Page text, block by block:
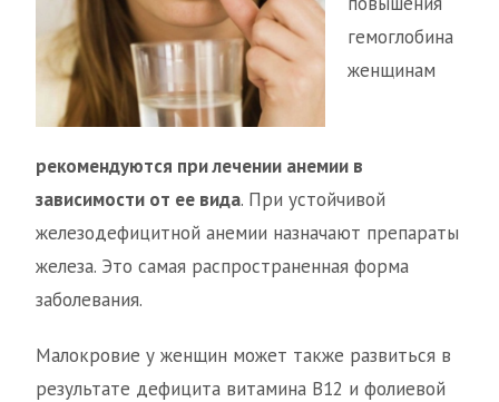
гемоглобина
женщинам
рекомендуются при лечении анемии в
зависимости от ее вида. При устойчивой
железодефицитной анемии назначают препараты
железа. Это самая распространенная форма
заболевания.
Малокровие у женщин может также развиться в
результате дефицита витамина B12 и фолиевой